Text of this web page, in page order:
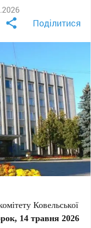
Поділитися
Ковельської
14 травня 2026